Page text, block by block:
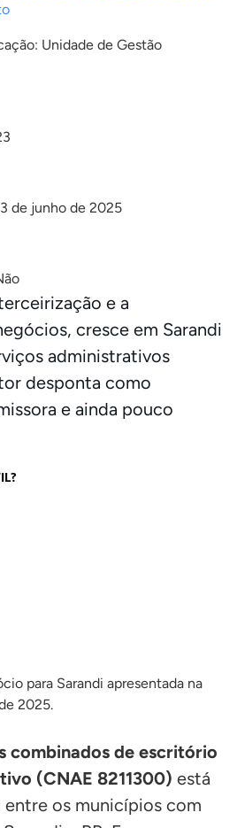
Unidade de Gestão
de junho de 2025
e a
cresce em Sarandi
administrativos
desponta como
e ainda pouco
combinados de escritório
(CNAE 8211300) está
entre os municípios com